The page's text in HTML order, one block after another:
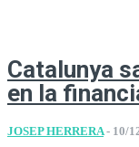
Catalunya
en la
JOSEP HERRERA - 10/